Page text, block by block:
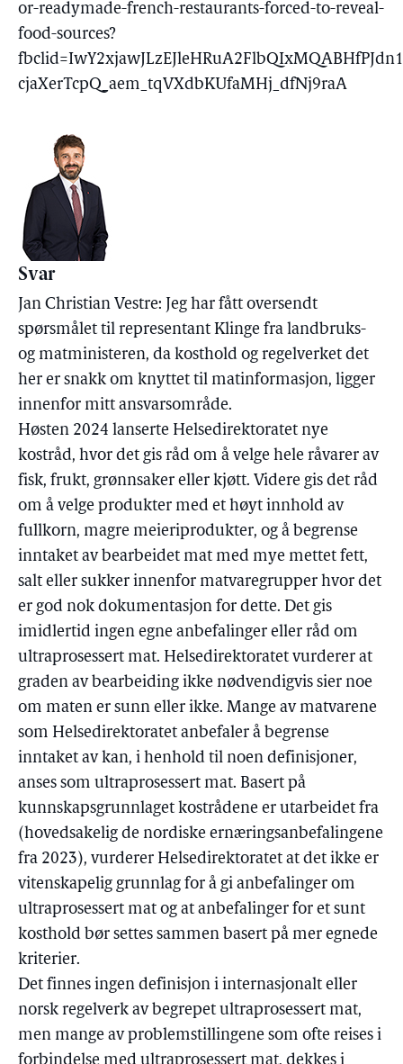
or-readymade-french-restaurants-forced-to-reveal-
food-sources?
cjaXerTcpQ_aem_tqVXdbKUfaMHj_dfNj9raA
Svar
Jan Christian Vestre: Jeg har fått oversendt
spørsmålet til representant Klinge fra landbruks-
og matministeren, da kosthold og regelverket det
her er snakk om knyttet til matinformasjon, ligger
innenfor mitt ansvarsområde.
Høsten 2024 lanserte Helsedirektoratet nye
kostråd, hvor det gis råd om å velge hele råvarer av
fisk, frukt, grønnsaker eller kjøtt. Videre gis det råd
om å velge produkter med et høyt innhold av
fullkorn, magre meieriprodukter, og å begrense
inntaket av bearbeidet mat med mye mettet fett,
salt eller sukker innenfor matvaregrupper hvor det
er god nok dokumentasjon for dette. Det gis
imidlertid ingen egne anbefalinger eller råd om
ultraprosessert mat. Helsedirektoratet vurderer at
graden av bearbeiding ikke nødvendigvis sier noe
om maten er sunn eller ikke. Mange av matvarene
som Helsedirektoratet anbefaler å begrense
inntaket av kan, i henhold til noen definisjoner,
anses som ultraprosessert mat. Basert på
kunnskapsgrunnlaget kostrådene er utarbeidet fra
(hovedsakelig de nordiske ernæringsanbefalingene
fra 2023), vurderer Helsedirektoratet at det ikke er
vitenskapelig grunnlag for å gi anbefalinger om
ultraprosessert mat og at anbefalinger for et sunt
kosthold bør settes sammen basert på mer egnede
kriterier.
Det finnes ingen definisjon i internasjonalt eller
norsk regelverk av begrepet ultraprosessert mat,
men mange av problemstillingene som ofte reises i